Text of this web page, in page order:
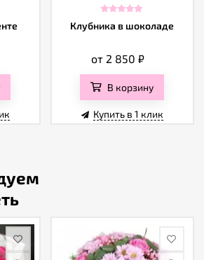
Клубника в шоколаде
от 2 850₽
В корзину
Купить в 1 клик